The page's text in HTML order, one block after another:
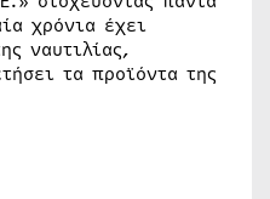
χρόνια έχει
ναυτιλίας,
τα προϊόντα της